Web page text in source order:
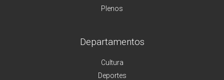
Plenos
Departamentos
Cultura
Deportes